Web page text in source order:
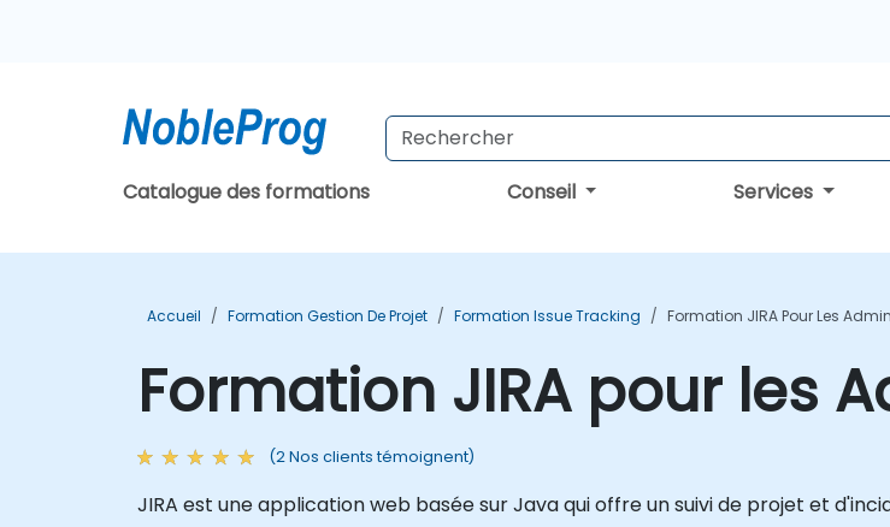
Catalogue des formations Conseil Services
Accueil Formation Gestion De Projet Formation Issue Tracking Formation JIRA Pour Les
Formation JIRA pour les
(2 Nos clients témoignent)
JIRA est une application web basée sur Java qui offre un suivi de projet et